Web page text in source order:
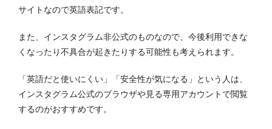
サイトなので英語表記です。
また、インスタグラム非公式のものなので、今後利用できな
くなったり不具合が起きたりする可能性も考えられます。
「英語だと使いにくい」「安全性が気になる」という人は、
インスタグラム公式のブラウザや見る専用アカウントで閲覧
するのがおすすめです。